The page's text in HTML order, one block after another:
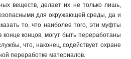
веществ, делает их не только лишь,
для окружающей среды, да и
то, что наиболее того, эти муфты
концов, могут быть переработаны
что, наконец, содействует охране
переработке материалов.